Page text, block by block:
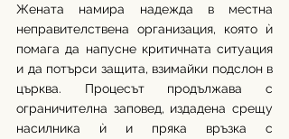
Жената намира надежда в местна
неправителствена организация, която ѝ
помага да напусне критичната ситуация
и да потърси защита, взимайки подслон в
църква. Процесът продължава с
ограничителна заповед, издадена срещу
насилника ѝ и пряка връзка с